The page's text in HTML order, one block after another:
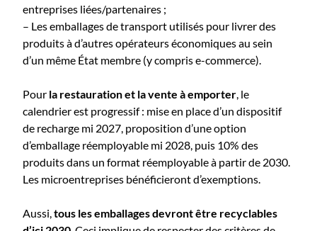
entreprises liées/partenaires ;
– Les emballages de transport utilisés pour livrer des
produits à d’autres opérateurs économiques au sein
d’un même État membre (y compris e-commerce).
Pour la restauration et la vente à emporter, le
calendrier est progressif : mise en place d’un dispositif
de recharge mi 2027, proposition d’une option
d’emballage réemployable mi 2028, puis 10% des
produits dans un format réemployable à partir de 2030.
Les microentreprises bénéficieront d’exemptions.
Aussi,tous les emballages devront être recyclables